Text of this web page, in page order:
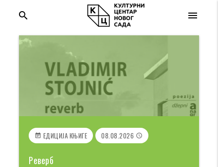
menu
search
event_note ЕДИЦИЈА КЊИГЕ 08.08.2026 access_time
Реверб